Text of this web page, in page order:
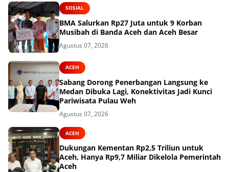
SOSIAL
BMA Salurkan Rp27 Juta untuk 9 Korban
Musibah di Banda Aceh dan Aceh Besar
Agustus 07, 2026
ACEH
Sabang Dorong Penerbangan Langsung ke
Medan Dibuka Lagi, Konektivitas Jadi Kunci
Pariwisata Pulau Weh
Agustus 07, 2026
ACEH
Dukungan Kementan Rp2,5 Triliun untuk
Aceh, Hanya Rp9,7 Miliar Dikelola Pemerintah
Aceh